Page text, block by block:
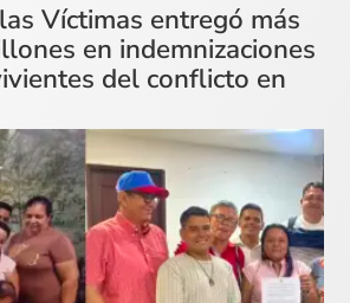
Víctimas entregó más
en indemnizaciones
del conflicto en